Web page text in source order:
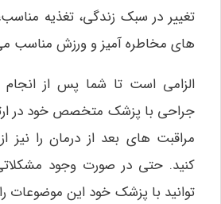
تغییر در سبک زندگی، تغذیه
های مخاطره آمیز و ورزش مناسب
الزامی است تا شما پس از
جراحی با پزشک متخصص خود در
مراقبت‌ های بعد از درمان را نیز
کنید. حتی در صورت وجود
توانید با پزشک خود این موضوعات